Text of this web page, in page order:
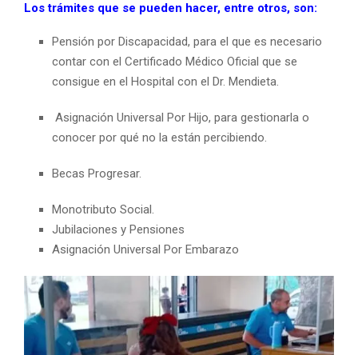
Los trámites que se pueden hacer, entre otros, son:
Pensión por Discapacidad, para el que es necesario
contar con el Certificado Médico Oficial que se
consigue en el Hospital con el Dr. Mendieta.
Asignación Universal Por Hijo, para gestionarla o
conocer por qué no la están percibiendo.
Becas Progresar.
Monotributo Social.
Jubilaciones y Pensiones
Asignación Universal Por Embarazo